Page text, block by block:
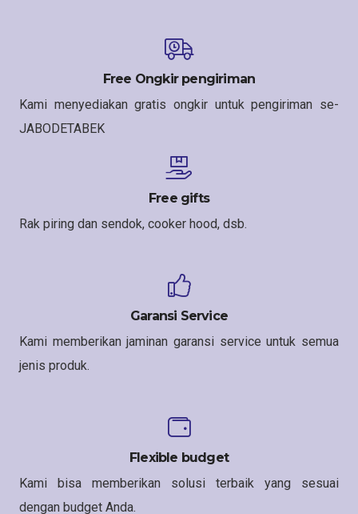
Free Ongkir pengiriman
Kami menyediakan gratis ongkir untuk pengiriman se-
JABODETABEK
Free gifts
Rak piring dan sendok, cooker hood, dsb.
Garansi Service
Kami memberikan jaminan garansi service untuk semua
jenis produk.
Flexible budget
Kami bisa memberikan solusi terbaik yang sesuai
dengan budget Anda.